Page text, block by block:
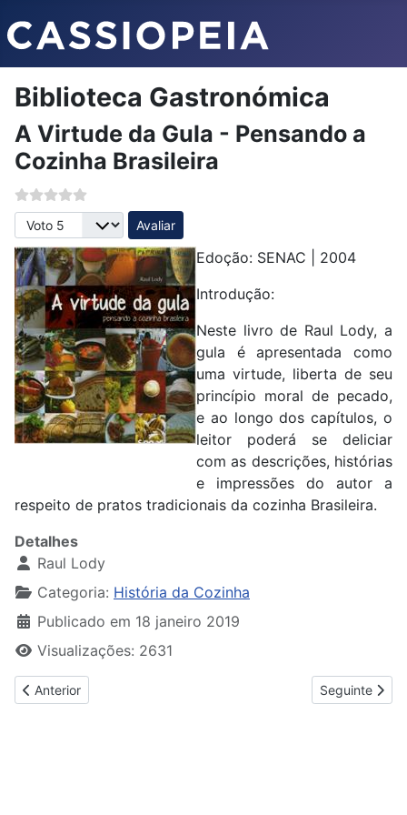
Biblioteca Gastronómica
A Virtude da Gula - Pensando a
Cozinha Brasileira
Avalie, por favor
Edoção: SENAC | 2004
Introdução:
Neste livro de Raul Lody, a
gula é apresentada como
uma virtude, liberta de seu
princípio moral de pecado,
e ao longo dos capítulos, o
leitor poderá se deliciar
com as descrições, histórias
e impressões do autor a
respeito de pratos tradicionais da cozinha Brasileira.
Detalhes
Raul Lody
Categoria: História da Cozinha
Publicado em 18 janeiro 2019
Visualizações: 2631
Artigo anterior: História de la Gastronomia
Anterior Artigo
Seguinte